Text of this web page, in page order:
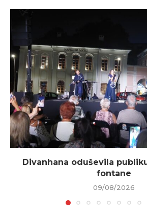
Divanhana oduševila
fontane
09/08/2026